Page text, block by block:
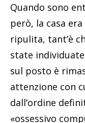
Quando sono
però, la casa
ripulita, tant’è
state
sul posto è
attenzione con
dall’ordine
«ossessivo